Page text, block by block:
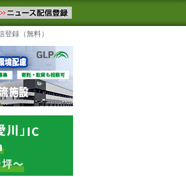
。物流ニュースメール配信を登録す
見るテーマ
登録（無料）